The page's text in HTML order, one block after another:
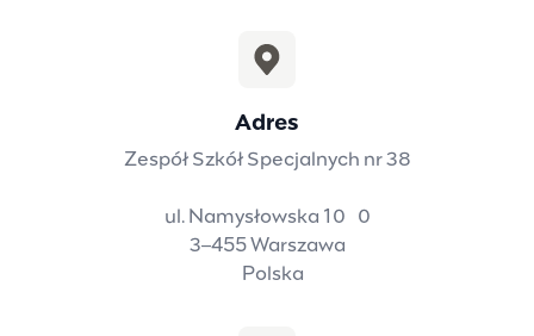
Adres
Zespół Szkół Specjalnych nr 38
ul. Namysłowska 10 0
3–455 Warszawa
Polska